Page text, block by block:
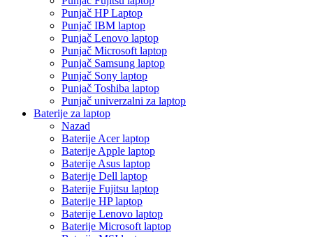
Punjač HP Laptop
Punjač IBM laptop
Punjač Lenovo laptop
Punjač Microsoft laptop
Punjač Samsung laptop
Punjač Sony laptop
Punjač Toshiba laptop
Punjač univerzalni za laptop
Baterije za laptop
Nazad
Baterije Acer laptop
Baterije Apple laptop
Baterije Asus laptop
Baterije Dell laptop
Baterije Fujitsu laptop
Baterije HP laptop
Baterije Lenovo laptop
Baterije Microsoft laptop